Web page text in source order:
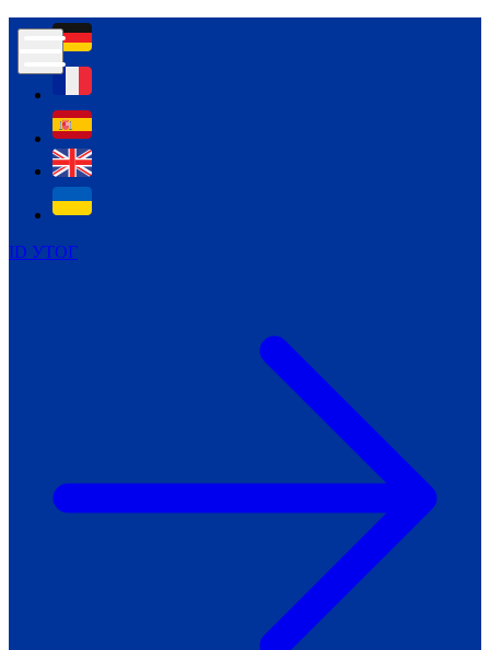
ID УТОГ
Контур психологічної безпеки глухих
Всеукраїнський пісенний
челендж «Україно, ти є!»
Молодіжний челендж «Жестова
мова для мене – це…»
Репортажі спеціальних та
інклюзивних начальних закладів
України
Як приклад стійкості спільноти
Говоримо коротко про наболіле
Міжнародний тиждень глухих людей
Всеукраїнський челендж «Молодь